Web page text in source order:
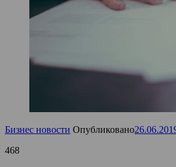
Бизнес новости Опубликовано
468